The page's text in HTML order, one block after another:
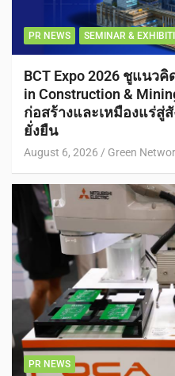
PR NEWS SEMINAR &
BCT Expo 2026 ชูแนวคิ
in Construction &
ก่อสร้างและเหมืองแร่สู่
ยั่งยืน
August 6, 2026 Green
PR NEWS